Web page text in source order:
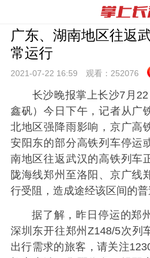
广东、湖南地区往返
常运行
2021-07-22 16:59 观看： 252076
长沙晚报掌上长沙7月22
鑫矾）今日下午，记者从广
北地区强降雨影响，京广高
安阳东的部分高铁列车停运
南地区往返武汉的高铁列车
陇海线郑州至洛阳、京广线
行受阻，造成途经该区间的普
据了解，昨日停运的郑
深圳东开往郑州Z148/5次列
出行需求的旅客，请关注